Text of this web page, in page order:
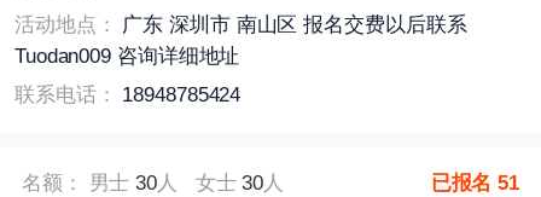
活动地点：
广东 深圳市 南山区 报名交费以后联系
Tuodan009 咨询详细地址
联系电话：
18948785424
名额： 男士30人 女士30人 已报名51